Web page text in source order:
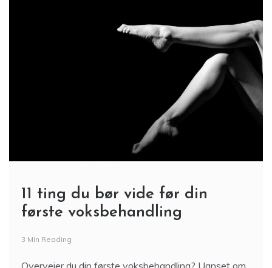
11 ting du bør vide før din
første voksbehandling
3 Min Reading
Overvejer du din første voksbehandling? Uanset om